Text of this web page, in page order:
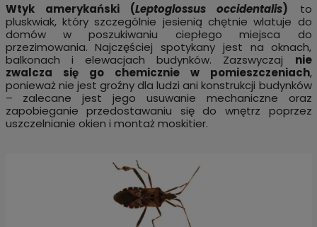
Wtyk amerykański (Leptoglossus occidentalis) to
pluskwiak, który szczególnie jesienią chętnie wlatuje do
domów w poszukiwaniu ciepłego miejsca do
przezimowania. Najczęściej spotykany jest na oknach,
balkonach i elewacjach budynków. Zazswyczaj nie
zwalcza się go chemicznie w pomieszczeniach,
ponieważ nie jest groźny dla ludzi ani konstrukcji budynków
– zalecane jest jego usuwanie mechaniczne oraz
zapobieganie przedostawaniu się do wnętrz poprzez
uszczelnianie okien i montaż moskitier.